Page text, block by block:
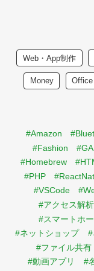
Web・App制作
Money Office
#Amazon
#Fashion
#Homebrew
#PHP
#VSCode
#アクセス解析
#スマートホ
#ネットショップ
#ファイル共有
#動画アプリ
#